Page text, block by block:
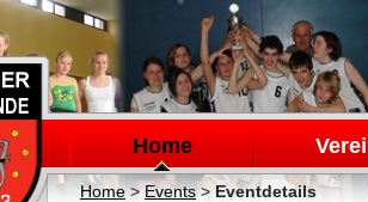
Navigation
überspringen
Home
Home> Events> Eventdetails